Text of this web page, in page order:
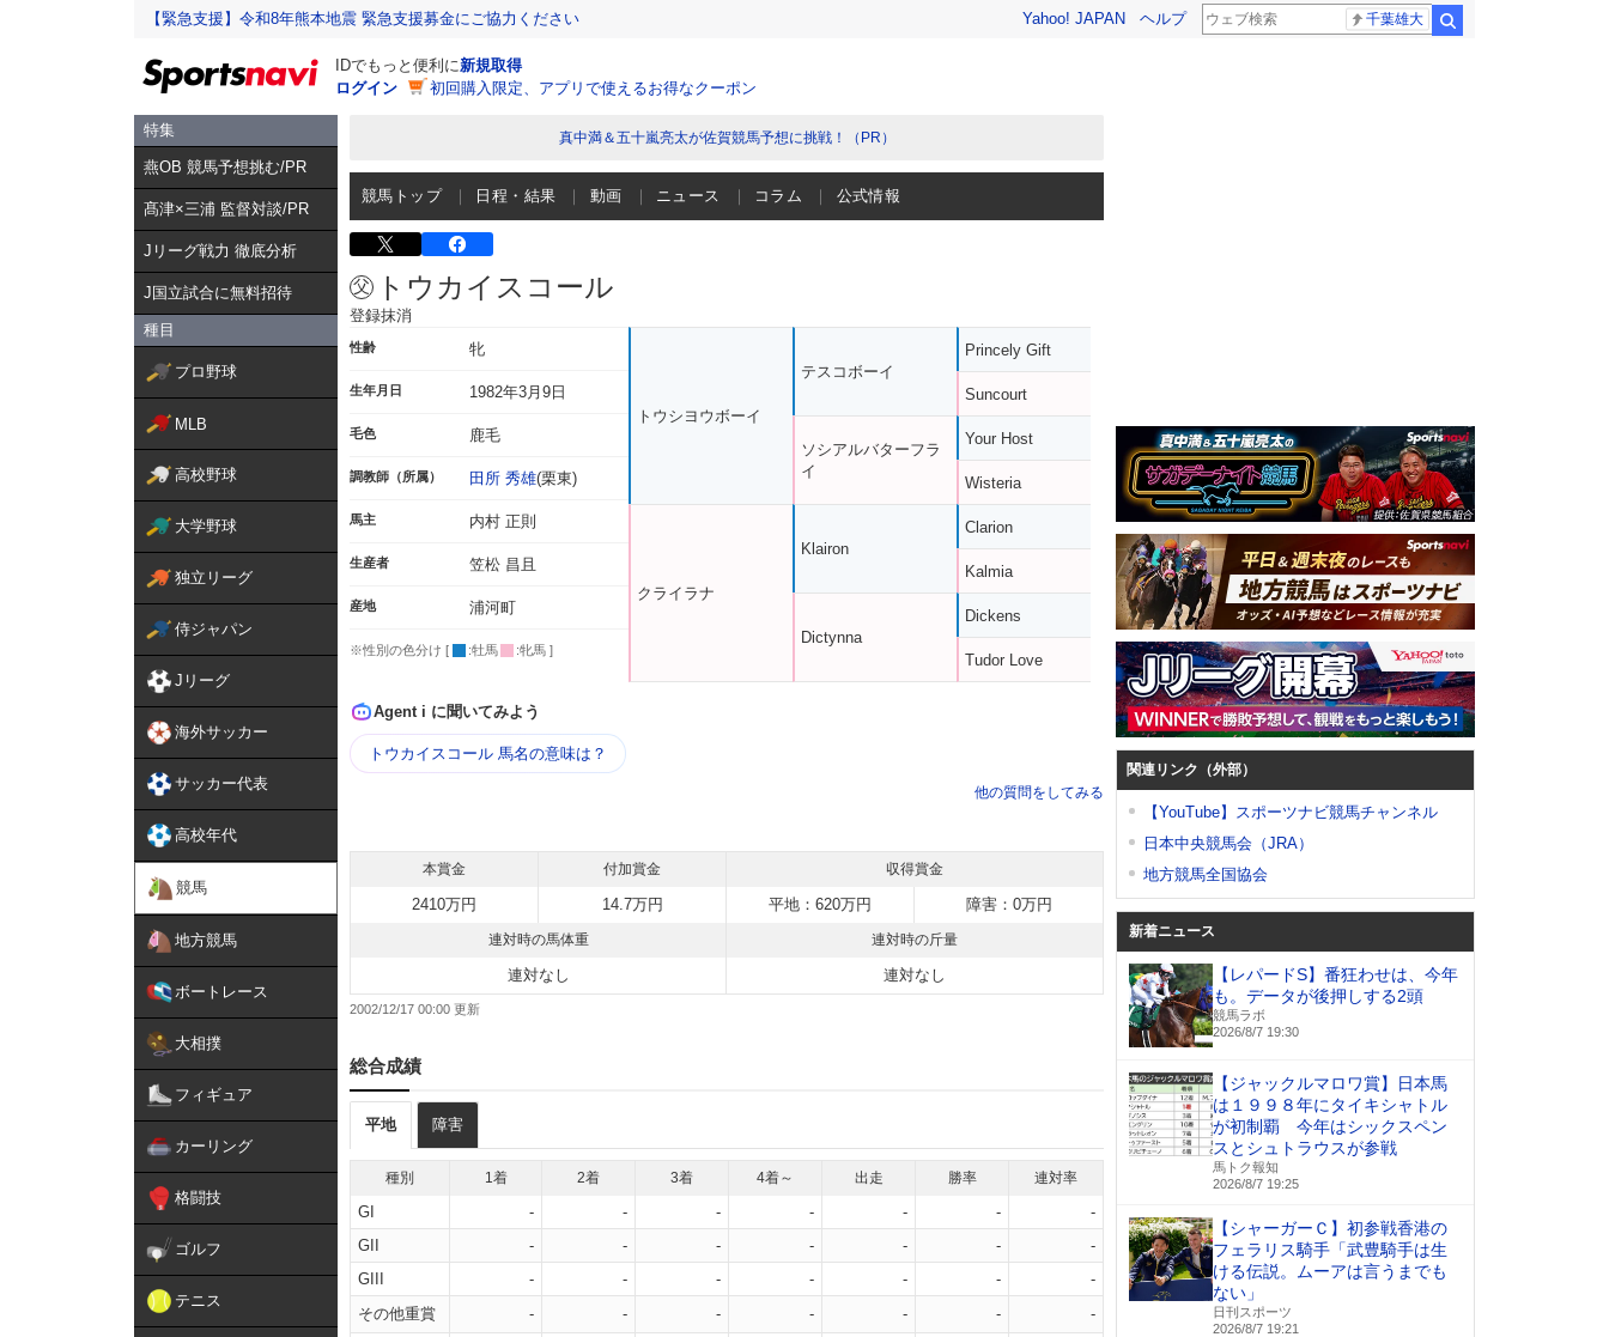
【緊急支援】令和8年熊本地震 緊急支援募金にご協力ください Yahoo! JAPAN ヘルプ 千葉雄大
IDでもっと便利に新規取得
ログイン
初回購入限定、アプリで使えるお得なクーポン
特集
燕OB 競馬予想挑む/PR
髙津×三浦 監督対談/PR
Jリーグ戦力 徹底分析
J国立試合に無料招待
種目
プロ野球
MLB
高校野球
大学野球
独立リーグ
侍ジャパン
Jリーグ
海外サッカー
サッカー代表
高校年代
競馬
地方競馬
ボートレース
大相撲
フィギュア
カーリング
格闘技
ゴルフ
テニス
真中満＆五十嵐亮太が佐賀競馬予想に挑戦！（PR）
競馬トップ 日程・結果 動画 ニュース コラム 公式情報
トウカイスコール
登録抹消
性齢 牝
生年月日 1982年3月9日
毛色 鹿毛
調教師（所属） 田所 秀雄(栗東)
馬主 内村 正則
生産者 笠松 昌且
産地 浦河町
※性別の色分け [ :牡馬 :牝馬 ]
トウシヨウボーイ
クライラナ
テスコボーイ
ソシアルバターフラ
イ
Klairon
Dictynna
Princely Gift
Suncourt
Your Host
Wisteria
Clarion
Kalmia
Dickens
Tudor Love
Agent i に聞いてみよう
トウカイスコール 馬名の意味は？
他の質問をしてみる
本賞金 付加賞金 収得賞金
2410万円 14.7万円 平地：620万円 障害：0万円
連対時の馬体重 連対時の斤量
連対なし 連対なし
2002/12/17 00:00
総合成績
平地 障害
種別 1着 2着 3着 4着～ 出走 勝率 連対率
GI - - - - - -
-
GII
- - - - - -
-
GIII
- - - - - -
-
その他重賞
- - - - - - -
関連リンク（外部）
【YouTube】スポーツナビ競馬チャンネル
日本中央競馬会（JRA）
地方競馬全国協会
新着ニュース
【レパードS】番狂わせは、今年
も。データが後押しする2頭
競馬ラボ
2026/8/7 19:30
【ジャックルマロワ賞】日本馬
は１９９８年にタイキシャトル
が初制覇 今年はシックスペン
スとシュトラウスが参戦
馬トク報知
2026/8/7 19:25
【シャーガーＣ】初参戦香港の
フェラリス騎手「武豊騎手は生
ける伝説。ムーアは言うまでも
ない」
日刊スポーツ
2026/8/7 19:21